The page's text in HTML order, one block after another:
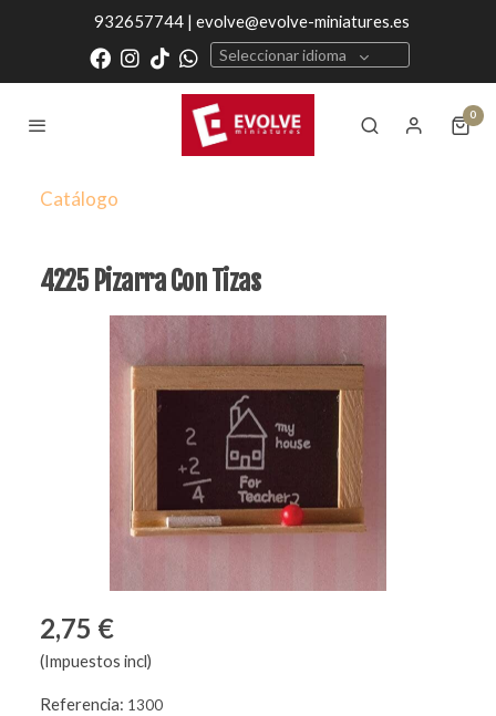
932657744 | evolve@evolve-miniatures.es
Seleccionar idioma
0
Catálogo
4225 Pizarra Con Tizas
2,75 €
(Impuestos incl)
Referencia: 1300